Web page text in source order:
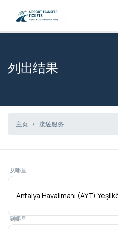
列出结果
主页 接送服务
从哪里
到哪里